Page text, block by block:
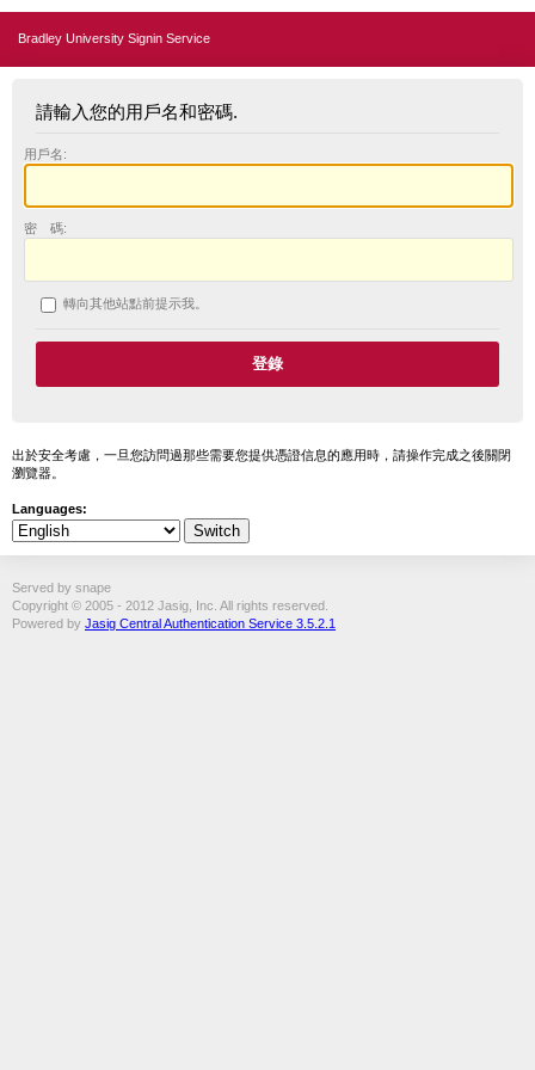
Bradley University Signin Service
請輸入您的用戶名和密碼.
用戶名:
密 碼:
轉向其他站點前提示我。
出於安全考慮，一旦您訪問過那些需要您提供憑證信息的應用時，請操作完成之後關閉
瀏覽器。
Languages:
Served by snape
Copyright © 2005 - 2012 Jasig, Inc. All rights reserved.
Powered by Jasig Central Authentication Service 3.5.2.1